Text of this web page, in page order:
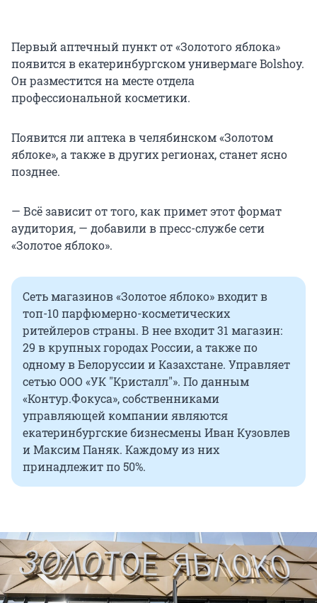
Первый аптечный пункт от «Золотого яблока»
появится в екатеринбургском универмаге Bolshoy.
Он разместится на месте отдела
профессиональной косметики.
Появится ли аптека в челябинском «Золотом
яблоке», а также в других регионах, станет ясно
позднее.
— Всё зависит от того, как примет этот формат
аудитория, — добавили в пресс-службе сети
«Золотое яблоко».
Сеть магазинов «Золотое яблоко» входит в
топ-10 парфюмерно-косметических
ритейлеров страны. В нее входит 31 магазин:
29 в крупных городах России, а также по
одному в Белоруссии и Казахстане. Управляет
сетью ООО «УК "Кристалл"». По данным
«Контур.Фокуса», собственниками
управляющей компании являются
екатеринбургские бизнесмены Иван Кузовлев
и Максим Паняк. Каждому из них
принадлежит по 50%.